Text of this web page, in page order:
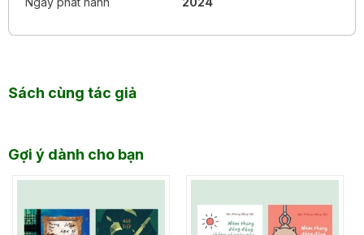
Mặc dù có những đoạn viết về quá khứ rất đau khổ và
nhanh khiến tôi hoàn toàn đắm chìm (đọc hết trong hai
ngày). -Amazon カスタマー
rằng có những điều như thế này. Điều quan trọng là có ai
đó có thể thay đổi bạn và giúp bạn tiến về phía trước. Tôi
đã đọc và mong muốn có thể giúp đỡ ai đó. -ひーちゃん
Sách cùng tác giả
Gợi ý dành cho bạn